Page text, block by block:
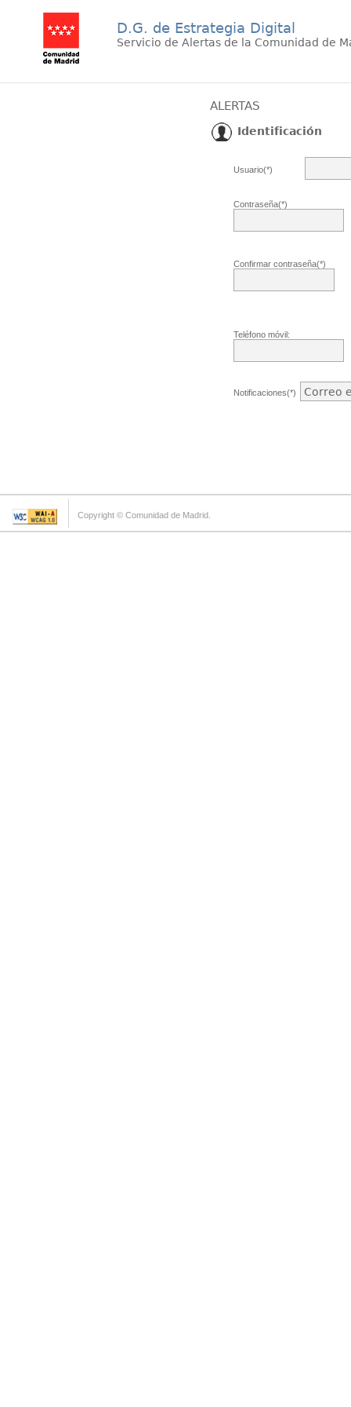
D.G. de Estrategia Digital
Servicio de Alertas de la Comunidad de
ALERTAS
Identificación
Usuario(*)
Contraseña(*)
Confirmar contraseña(*)
Teléfono móvil:
Notificaciones(*)
Copyright © Comunidad de Madrid.